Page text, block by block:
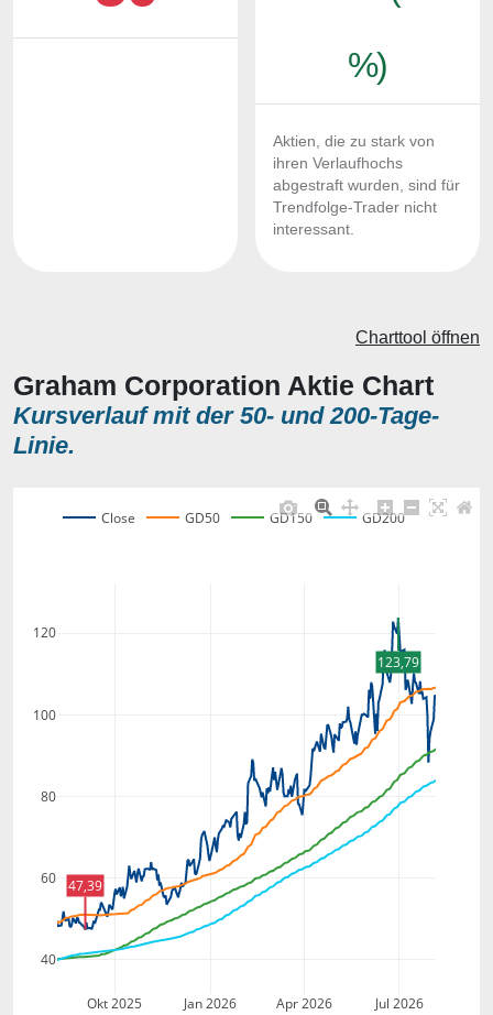
%)
Aktien, die zu stark von
ihren Verlaufhochs
abgestraft wurden, sind für
Trendfolge-Trader nicht
interessant.
Graham Corporation Aktie Chart
Kursverlauf mit der 50- und 200-Tage-
Linie.
Charttool öffnen
Okt 2025 Jan 2026 Apr 2026 Jul 2026
40
60
80
100
120
Close GD50 GD150 GD200
123,79
47,39